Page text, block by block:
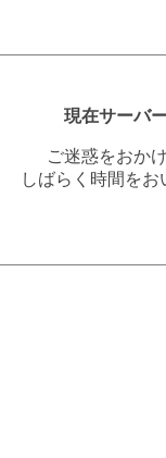
現在サーバ
ご迷惑をおか
しばらく時間を